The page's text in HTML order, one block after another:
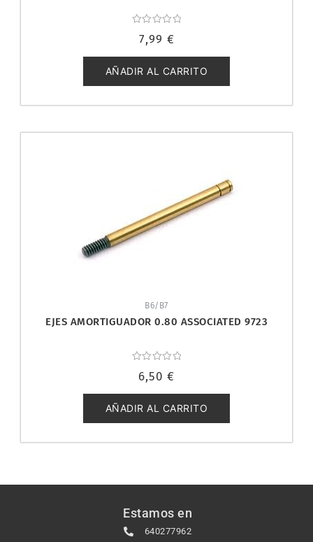
con
de
5
7,99 €
AÑADIR AL CARRITO
B6/B7
EJES AMORTIGUADOR 0.80 ASSOCIATED 9723
con
de
5
6,50 €
AÑADIR AL CARRITO
Estamos en
640277962